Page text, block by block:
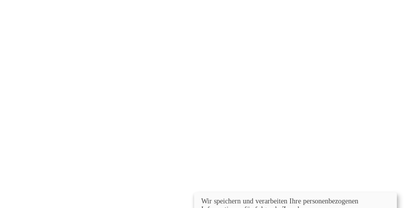
Wir speichern und verarbeiten Ihre personenbezogenen